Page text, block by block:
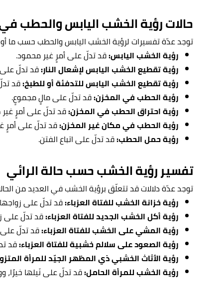
حالات رؤية الخشب اليابس والحطب
توجد عدّة تفسيرات لرؤية الخشب اليابس والحطب حسب ما
رؤية الخشب اليابس:قد تدلّ على أمرٍ غير محمود.
رؤية تقطيع الخشب اليابس لإشعال النار:قد تدلّ
رؤية تقطيع الخشب اليابس للتدفئة أو للطبخ:قد
رؤية الحطب في المخزن:قد تدلّ على مالٍ مجموعٍ.
رؤية احتراق الحطب في المخزن:قد تدلّ على أمرٍ
رؤية الحطب في مكان غير المخزن:قد تدلّ على أمرٍ
رؤية حمل الحطب:قد تدلّ على اتباع الفتن.
تفسير رؤية الخشب حسب حالة الرائي
توجد عدّة دلالات قد تتعلّق برؤية الخشب في العديد من
رؤية خزانة الخشب للفتاة العزباء:قد تدلّ على
رؤية أكل الخشب الجديد للفتاة العزباء:قد تدلّ على
رؤية المشي على الخشب للفتاة العزباء:قد تدلّ
رؤية الصعود على سلالم خشبية للفتاة العزباء:قد
رؤية الأثاث الخشبي ذي المظهر الجيّد للمرأة
رؤية الخشب للمرأة الحامل:قد تدلّ على نَيلها خيرًا،